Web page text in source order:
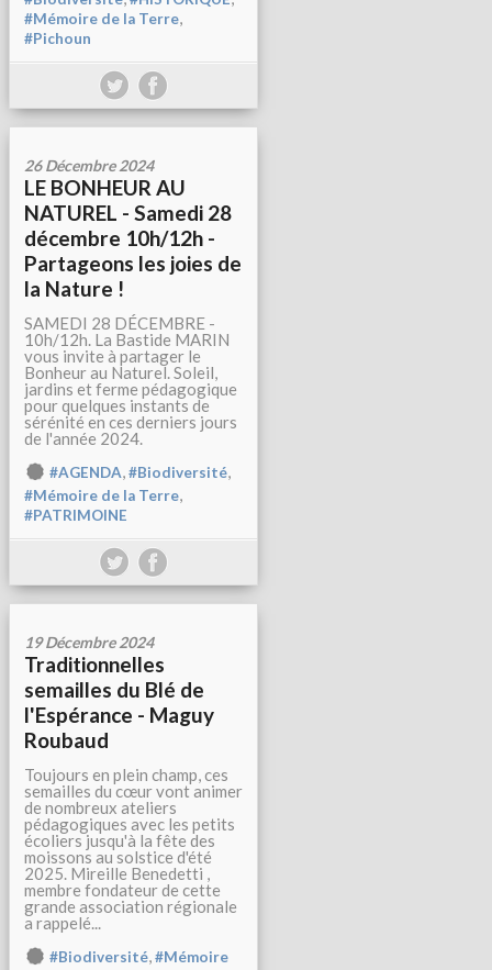
#Mémoire de la Terre,
#Pichoun
26 Décembre 2024
LE BONHEUR AU
NATUREL - Samedi 28
décembre 10h/12h -
Partageons les joies de
la Nature !
SAMEDI 28 DÉCEMBRE -
10h/12h. La Bastide MARIN
vous invite à partager le
Bonheur au Naturel. Soleil,
jardins et ferme pédagogique
pour quelques instants de
sérénité en ces derniers jours
de l'année 2024.
#AGENDA,#Biodiversité,
#Mémoire de la Terre,
#PATRIMOINE
19 Décembre 2024
Traditionnelles
semailles du Blé de
l'Espérance - Maguy
Roubaud
Toujours en plein champ, ces
semailles du cœur vont animer
de nombreux ateliers
pédagogiques avec les petits
écoliers jusqu'à la fête des
moissons au solstice d'été
2025. Mireille Benedetti ,
membre fondateur de cette
grande association régionale
a rappelé...
#Biodiversité,#Mémoire